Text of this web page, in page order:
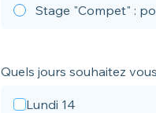
Stage "Compet" :
Quels jours souhaitez
Lundi 14